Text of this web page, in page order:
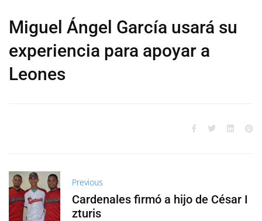
Miguel Ángel García usará su
experiencia para apoyar a
Leones
Previous
Cardenales firmó a hijo de César I
zturis